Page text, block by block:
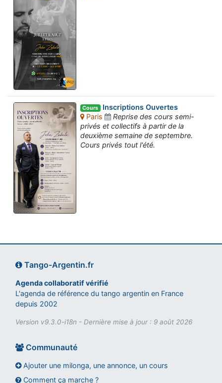
Cours Inscriptions Ouvertes
Paris
Reprise des cours semi-
privés et collectifs à partir de la
deuxième semaine de septembre.
Cours privés tout l'été.
Tango-Argentin.fr
Agenda collaboratif vérifié
L'agenda de référence du tango argentin en France
depuis 2002
Version v9.3.0-i18n - Dernière mise à jour : 9 août 2026
Communauté
Ajouter une milonga, une annonce, un cours
Comment ça marche ?